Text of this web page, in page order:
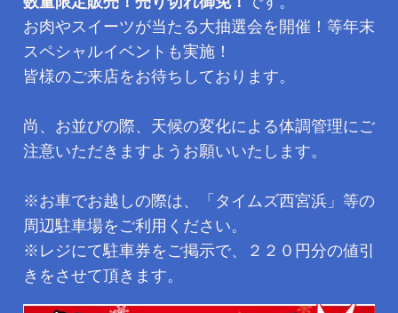
お肉やスイーツが当たる大抽選会を開催！等年末
スペシャルイベントも実施！
皆様のご来店をお待ちしております。
尚、お並びの際、天候の変化による体調管理にご
注意いただきますようお願いいたします。
※お車でお越しの際は、「タイムズ西宮浜」等の
周辺駐車場をご利用ください。
※レジにて駐車券をご掲示で、２２０円分の値引
きをさせて頂きます。